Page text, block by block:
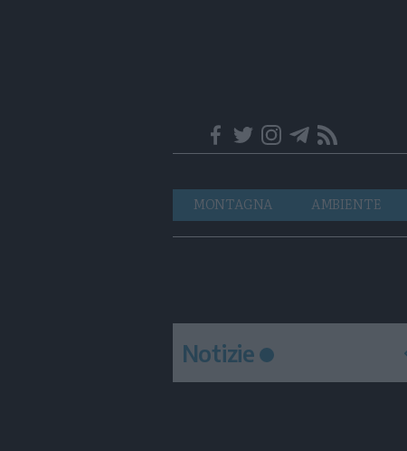
Navigazione
principale
MONTAGNA AMBIENTE
Notizie